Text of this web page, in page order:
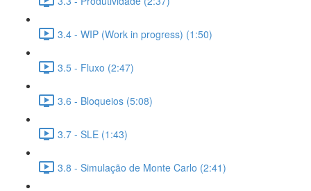
3.4 - WIP (Work in progress) (1:50)
3.5 - Fluxo (2:47)
3.6 - Bloqueios (5:08)
3.7 - SLE (1:43)
3.8 - Simulação de Monte Carlo (2:41)